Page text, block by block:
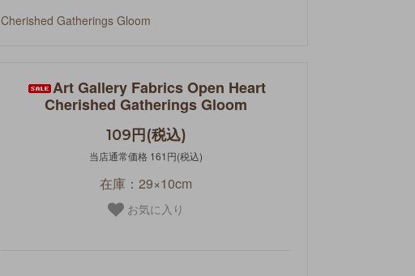
Cherished Gatherings Gloom
Art Gallery Fabrics Open Heart
Cherished Gatherings Gloom
109円(税込)
当店通常価格 161円(税込)
在庫：29×10cm
お気に入り